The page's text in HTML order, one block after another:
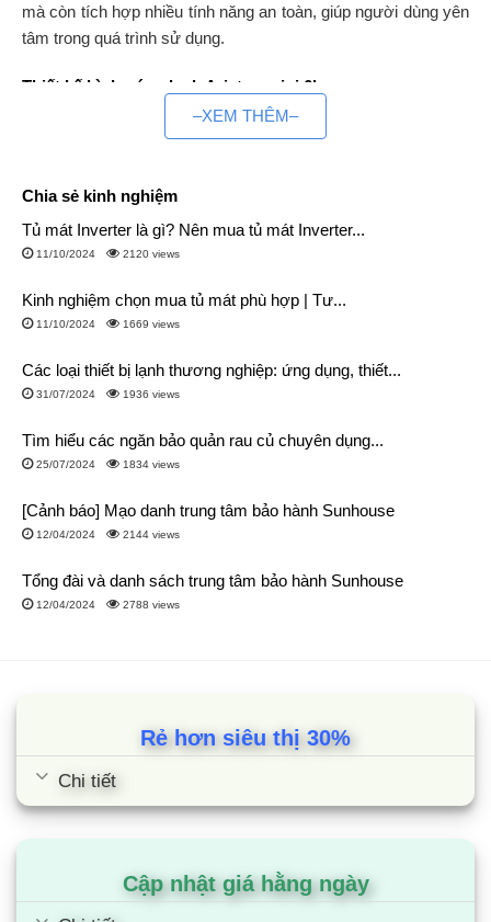
mà còn tích hợp nhiều tính năng an toàn, giúp người dùng yên
tâm trong quá trình sử dụng.
Thiết kế bình nóng lạnh Ariston mini 6l
Kiểu dáng nhỏ gọn:Bình nóng lạnh Ariston 6L kích
hợp với nhiều không gian.
Vòi nước bên trên:Vị trí vòi nước được thiết kế trên
trên, phù hợp để lắp đặt phía dưới bồn rửa bát, giúp tiết
Núm vặn tiện dụng:
Đèn báo nước nóng:
nước nóng một cách thuận tiện.
Bình nóng lạnh Ariston 6 lít có dung tích bình chứ 6 lít nước là
Gia đình hoặc cá nhân có nhu cầu sử dụng nước nóng
định và tiết kiệm cho các nhu cầu cơ bản như rửa tay,
rửa chén bát.
Công suất làm nóng bình nóng lạnh rửa bát Ariston
với nhiệt độ tối đa lên đến 75°C.
Công suất: Bình chứa 6 lít kết hợp công suất 1500W, có
–XEM THÊM–
Chia sẻ kinh nghiệm
Tủ mát Inverter là gì? Nên mua tủ mát Inverter...
11/10/2024 2120 views
Kinh nghiệm chọn mua tủ mát phù hợp | Tư...
11/10/2024 1669 views
Các loại thiết bị lạnh thương nghiệp: ứng dụng, thiết...
31/07/2024 1936 views
Tìm hiểu các ngăn bảo quản rau củ chuyên dụng...
25/07/2024 1834 views
[Cảnh báo] Mạo danh trung tâm bảo hành Sunhouse
12/04/2024 2144 views
Tổng đài và danh sách trung tâm bảo hành Sunhouse
12/04/2024 2788 views
Rẻ hơn siêu thị 30%
Chi tiết
Cập nhật giá hằng ngày